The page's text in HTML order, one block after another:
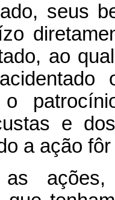
seus
ao
o
e
a ação
ações,